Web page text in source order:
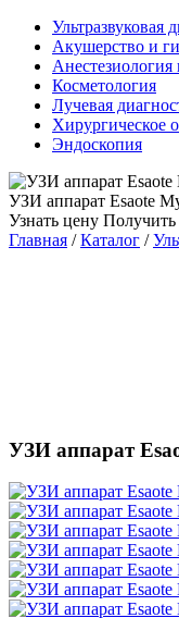
Ультразвуковая
Акушерство и
Косметология
Лучевая
Хирургическое
Эндоскопия
УЗИ аппарат Esaote
Узнать цену
Главная /Каталог /
УЗИ аппарат